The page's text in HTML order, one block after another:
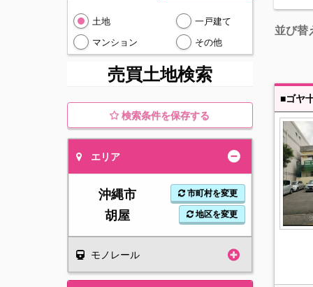
土地
一戸建て
マンション
その他
売買土地検索
検索条件を保存する
エリア
沖縄市 市町村を変更
胡屋 地区を変更
モノレール
並び替
■ゴヤ